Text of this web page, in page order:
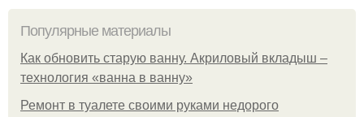
Популярные материалы
Как обновить старую ванну. Акриловый вкладыш –
технология «ванна в ванну»
Ремонт в туалете своими руками недорого